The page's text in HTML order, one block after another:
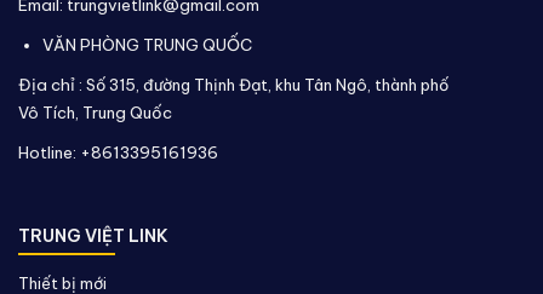
Email: trungvietlink@gmail.com
VĂN PHÒNG TRUNG QUỐC
Địa chỉ : Số 315, đường Thịnh Đạt, khu Tân Ngô, thành phố
Vô Tích, Trung Quốc
Hotline: +8613395161936
TRUNG VIỆT LINK
Thiết bị mới